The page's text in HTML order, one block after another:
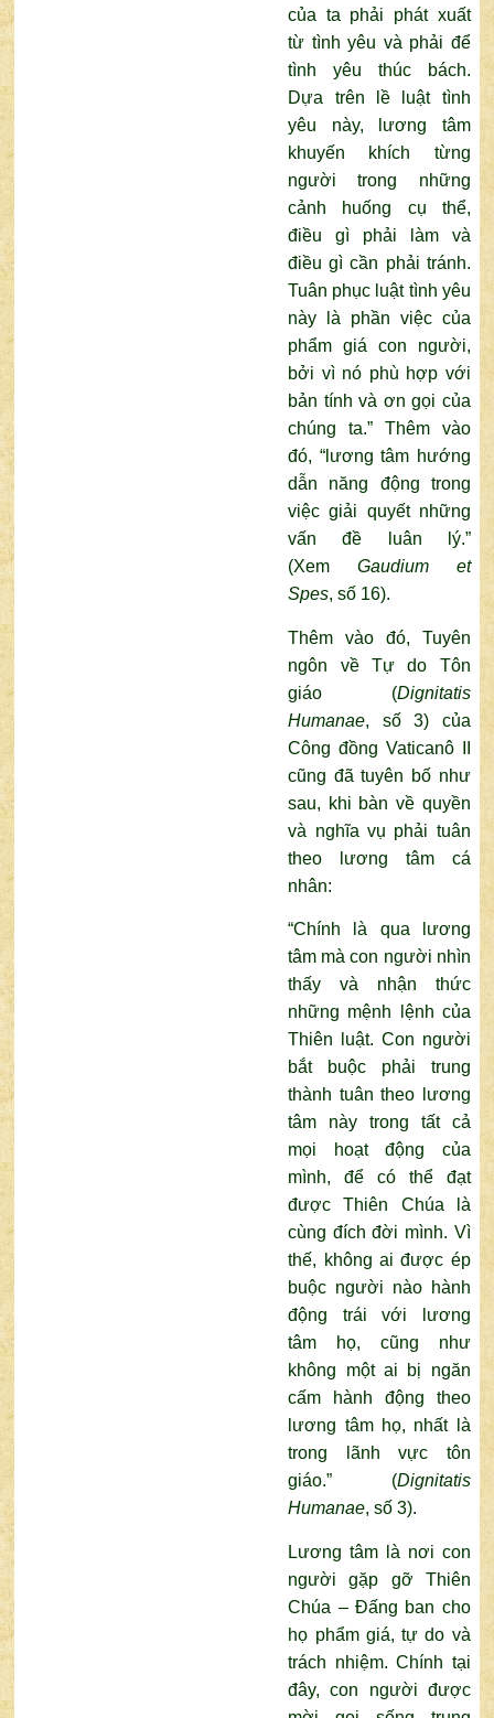
của ta phải phát xuất
từ tình yêu và phải để
tình yêu thúc bách.
Dựa trên lề luật tình
yêu này, lương tâm
khuyến khích từng
người trong những
cảnh huống cụ thể,
điều gì phải làm và
điều gì cần phải tránh.
Tuân phục luật tình yêu
này là phần việc của
phẩm giá con người,
bởi vì nó phù hợp với
bản tính và ơn gọi của
chúng ta.” Thêm vào
đó, “lương tâm hướng
dẫn năng động trong
việc giải quyết những
vấn đề luân lý.”
(Xem Gaudium et
Spes, số 16).
Thêm vào đó, Tuyên
ngôn về Tự do Tôn
giáo (Dignitatis
Humanae, số 3) của
Công đồng Vaticanô II
cũng đã tuyên bố như
sau, khi bàn về quyền
và nghĩa vụ phải tuân
theo lương tâm cá
nhân:
“Chính là qua lương
tâm mà con người nhìn
thấy và nhận thức
những mệnh lệnh của
Thiên luật. Con người
bắt buộc phải trung
thành tuân theo lương
tâm này trong tất cả
mọi hoạt động của
mình, để có thể đạt
được Thiên Chúa là
cùng đích đời mình. Vì
thế, không ai được ép
buộc người nào hành
động trái với lương
tâm họ, cũng như
không một ai bị ngăn
cấm hành động theo
lương tâm họ, nhất là
trong lãnh vực tôn
giáo.” (Dignitatis
Humanae, số 3).
Lương tâm là nơi con
người gặp gỡ Thiên
Chúa – Đấng ban cho
họ phẩm giá, tự do và
trách nhiệm. Chính tại
đây, con người được